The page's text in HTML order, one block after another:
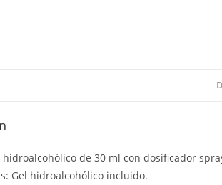
hidroalcohólico de 30 ml con dosificador
Gel hidroalcohólico incluido.